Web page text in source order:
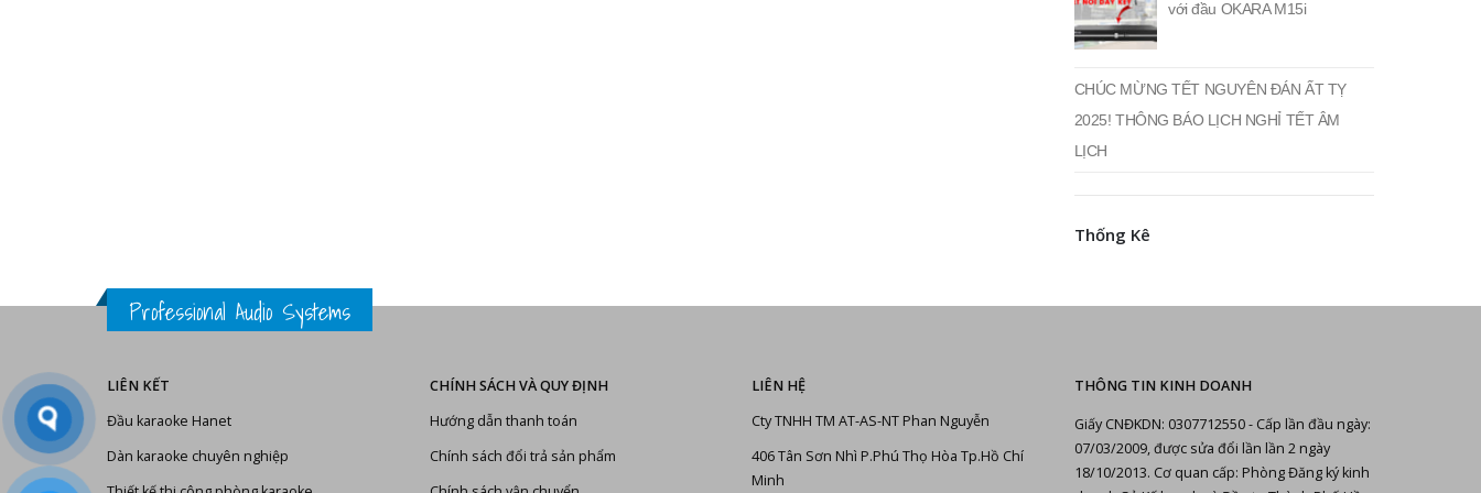
với đầu OKARA M15i
CHÚC MỪNG TẾT NGUYÊN ĐÁN ẤT TỴ
2025! THÔNG BÁO LỊCH NGHỈ TẾT ÂM
LỊCH
Thống Kê
Professional Audio Systems
LIÊN KẾT
Đầu karaoke Hanet
Dàn karaoke chuyên nghiệp
CHÍNH SÁCH VÀ QUY ĐỊNH
Hướng dẫn thanh toán
Chính sách đổi trả sản phẩm
LIÊN HỆ
Cty TNHH TM AT-AS-NT Phan Nguyễn
406 Tân Sơn Nhì P.Phú Thọ Hòa Tp.Hồ Chí
Minh
THÔNG TIN KINH DOANH
Giấy CNĐKDN: 0307712550 - Cấp lần đầu ngày:
07/03/2009, được sửa đổi lần lần 2 ngày
18/10/2013. Cơ quan cấp: Phòng Đăng ký kinh